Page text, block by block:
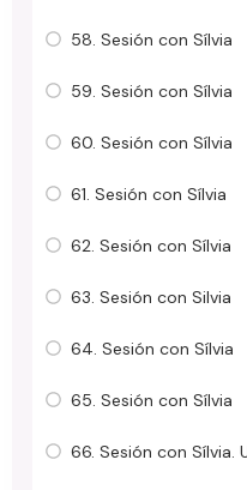
58. Sesión con Sílvia
59. Sesión con Sílvia
60. Sesión con Sílvia
61. Sesión con Sílvia
62. Sesión con Sílvia
63. Sesión con Silvia
64. Sesión con Sílvia
65. Sesión con Sílvia
66. Sesión con Sílvia.